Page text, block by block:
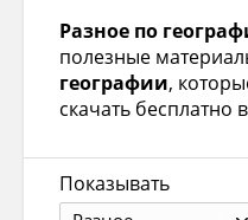
Разное по
полезные
географии,
скачать бесплатно
Показывать